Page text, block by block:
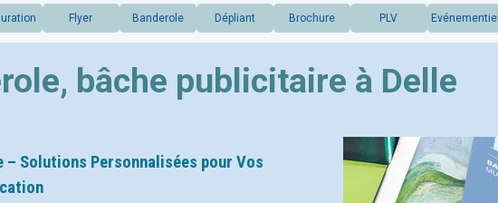
Flyer Banderole Dépliant Brochure PLV Evénementiel
bâche publicitaire à Delle
Solutions Personnalisées pour Vos